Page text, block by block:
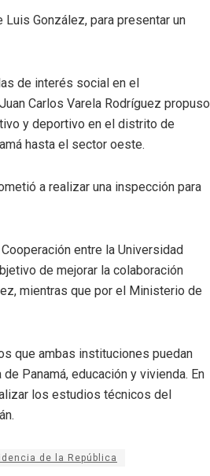
González, para presentar un
de interés social en el
Carlos Varela Rodríguez propuso
y deportivo en el distrito de
hasta el sector oeste.
a realizar una inspección para
entre la Universidad
de mejorar la colaboración
mientras que por el Ministerio de
que ambas instituciones puedan
Panamá, educación y vivienda. En
los estudios técnicos del
de la República